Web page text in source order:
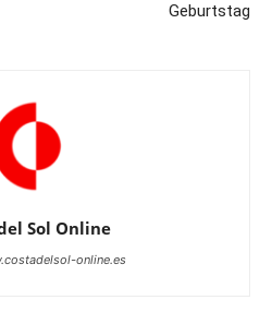
Geburtstag
Sol Online
online.es